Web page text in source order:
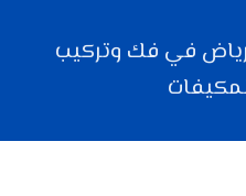
في فك وتركيب